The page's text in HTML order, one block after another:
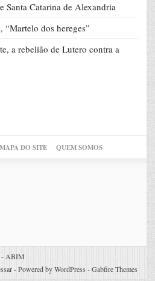
Santa Catarina de Alexandria
“Martelo dos hereges”
a rebelião de Lutero contra a
MAPA DO SITE QUEM SOMOS
- ABIM
-Powered by WordPress -Gabfire Themes